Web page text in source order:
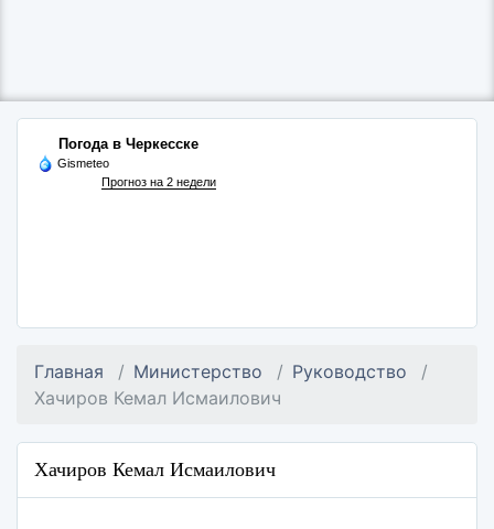
Погода в Черкесске
Gismeteo
Прогноз на 2 недели
Главная Министерство
Руководство
Хачиров Кемал Исмаилович
Хачиров Кемал Исмаилович